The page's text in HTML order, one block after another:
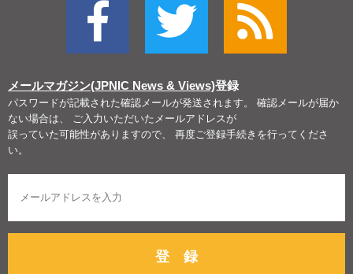
メールマガジン(JPNIC News & Views)登録
パスワードが記載された確認メールが発送されます。 確認メールが届か
ない場合は、 ご入力いただいたメールアドレスが
誤っていた可能性がありますので、 再度ご登録手続きを行ってくださ
い。
登 録